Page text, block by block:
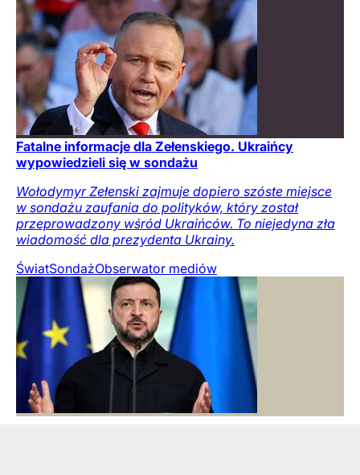
Fatalne informacje dla Zełenskiego. Ukraińcy
wypowiedzieli się w sondażu
Wołodymyr Zełenski zajmuje dopiero szóste miejsce
w sondażu zaufania do polityków, który został
przeprowadzony wśród Ukraińców. To niejedyna zła
wiadomość dla prezydenta Ukrainy.
ŚwiatSondażObserwator mediów